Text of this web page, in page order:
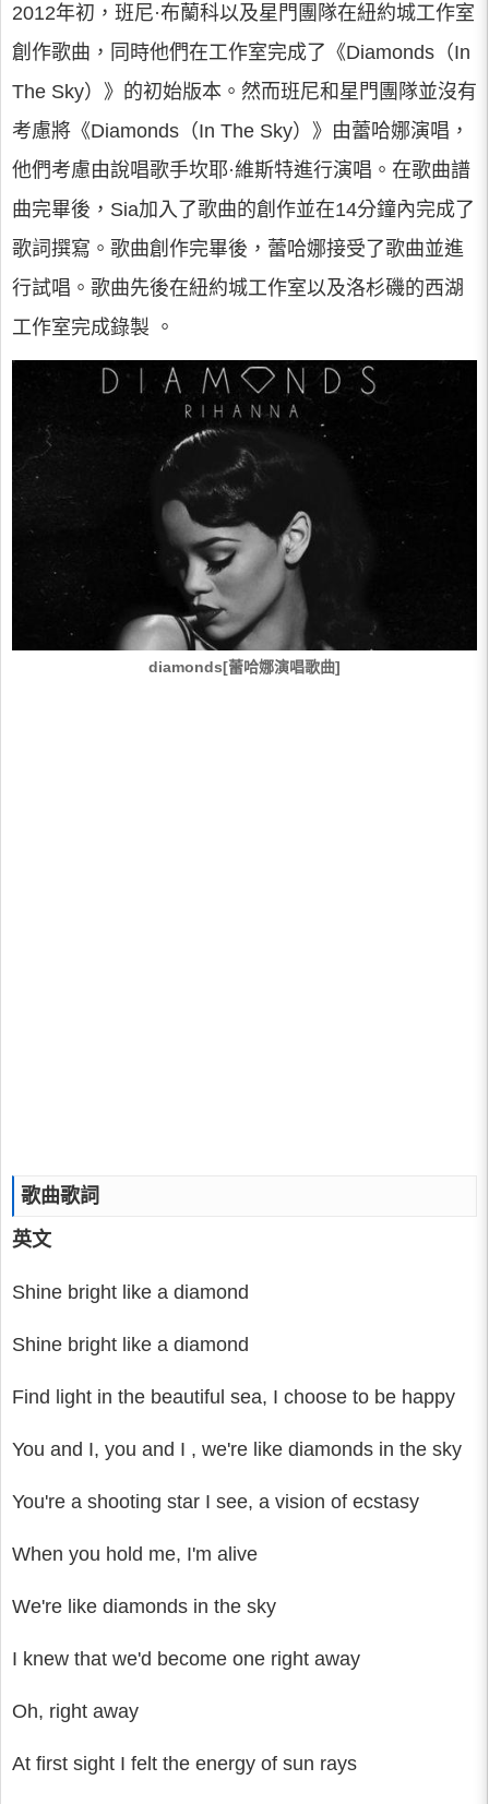
2012年初，班尼·布蘭科以及星門團隊在紐約城工作室
創作歌曲，同時他們在工作室完成了《Diamonds（In
The Sky）》的初始版本。然而班尼和星門團隊並沒有
考慮將《Diamonds（In The Sky）》由蕾哈娜演唱，
他們考慮由說唱歌手坎耶·維斯特進行演唱。在歌曲譜
曲完畢後，Sia加入了歌曲的創作並在14分鐘內完成了
歌詞撰寫。歌曲創作完畢後，蕾哈娜接受了歌曲並進
行試唱。歌曲先後在紐約城工作室以及洛杉磯的西湖
工作室完成錄製 。
diamonds[蕾哈娜演唱歌曲]
歌曲歌詞
英文
Shine bright like a diamond
Shine bright like a diamond
Find light in the beautiful sea, I choose to be happy
You and I, you and I , we're like diamonds in the sky
You're a shooting star I see, a vision of ecstasy
When you hold me, I'm alive
We're like diamonds in the sky
I knew that we'd become one right away
Oh, right away
At first sight I felt the energy of sun rays